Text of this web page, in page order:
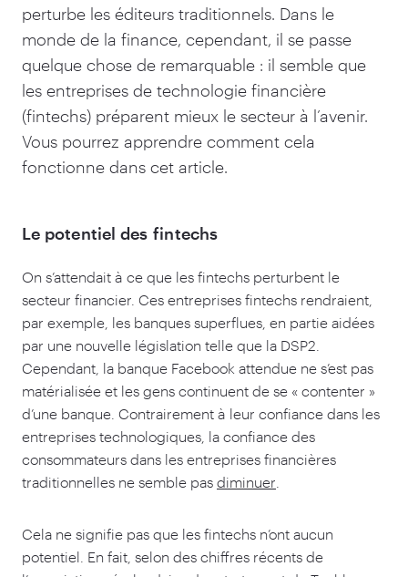
perturbe les éditeurs traditionnels. Dans le
monde de la finance, cependant, il se passe
quelque chose de remarquable : il semble que
les entreprises de technologie financière
(fintechs) préparent mieux le secteur à l’avenir.
Vous pourrez apprendre comment cela
fonctionne dans cet article.
Le potentiel des fintechs
On s’attendait à ce que les fintechs perturbent le
secteur financier. Ces entreprises fintechs rendraient,
par exemple, les banques superflues, en partie aidées
par une nouvelle législation telle que la DSP2
Cependant, la banque Facebook attendue ne s’est pas
matérialisée et les gens continuent de se « contenter »
d’une banque. Contrairement à leur confiance dans les
entreprises technologiques, la confiance des
consommateurs dans les entreprises financières
traditionnelles ne semble pas diminuer
Cela ne signifie pas que les fintechs n’ont aucun
potentiel. En fait, selon des chiffres récents de